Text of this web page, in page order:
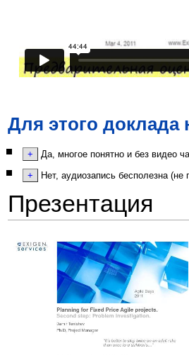
Для этого доклада
Да, многое понятно и без видео
Нет, аудиозапись бесполезна
Презентация